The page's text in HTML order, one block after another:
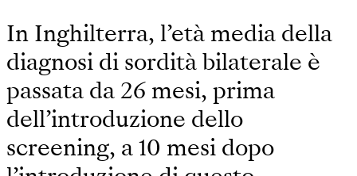
In Inghilterra, l’età media della
diagnosi di sordità bilaterale è
passata da 26 mesi, prima
dell’introduzione dello
screening, a 10 mesi dopo